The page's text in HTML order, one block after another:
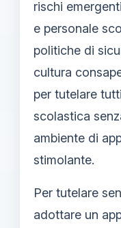
rischi
e personale
politiche di
cultura
per tutelare
scolastica
ambiente di
stimolante.
Per tutelare
adottare un